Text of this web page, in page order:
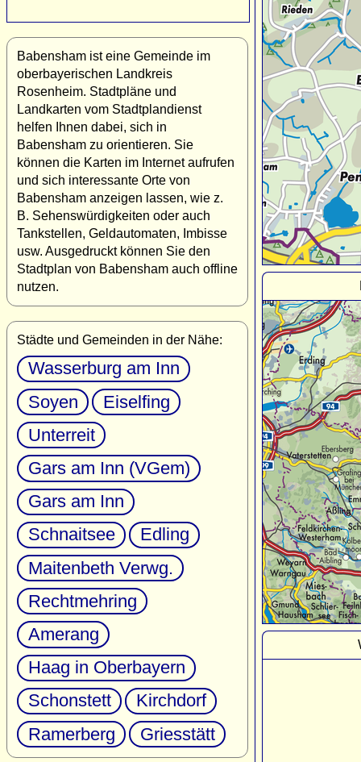
Babensham ist eine Gemeinde im
oberbayerischen Landkreis
Rosenheim. Stadtpläne und
Landkarten vom Stadtplandienst
helfen Ihnen dabei, sich in
Babensham zu orientieren. Sie
können die Karten im Internet aufrufen
und sich interessante Orte von
Babensham anzeigen lassen, wie z.
B. Sehenswürdigkeiten oder auch
Tankstellen, Geldautomaten, Imbisse
usw. Ausgedruckt können Sie den
Stadtplan von Babensham auch offline
nutzen.
Städte und Gemeinden in der Nähe:
Wasserburg am Inn
Soyen
Eiselfing
Unterreit
Gars am Inn (VGem)
Gars am Inn
Schnaitsee
Edling
Maitenbeth Verwg.
Rechtmehring
Amerang
Haag in Oberbayern
Schonstett
Kirchdorf
Ramerberg
Griesstätt